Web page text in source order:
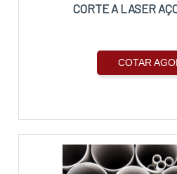
CORTE A LASER
COTAR